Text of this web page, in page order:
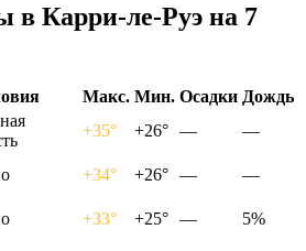
в Карри-ле-Руэ на 7
Макс. Мин. Осадки Дождь
+35° +26° —
—
+34° +26° —
—
+33° +25° —
5%